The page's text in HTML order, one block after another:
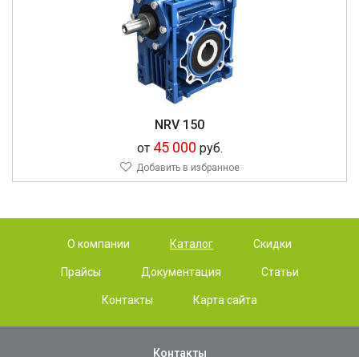
NRV 150
от 45 000 руб.
Добавить в избранное
О компании Каталог Скидки
Прайсы Документация Статьи
Контакты Карта сайта
Контакты